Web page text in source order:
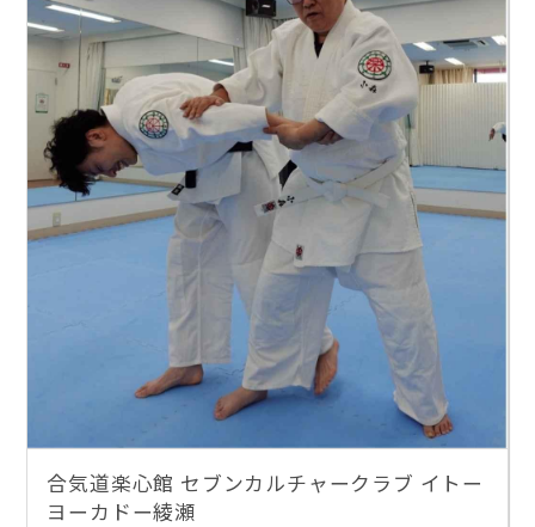
合気道楽心館 セブンカルチャークラブ イトー
ヨーカドー綾瀬